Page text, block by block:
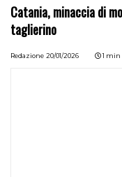
Catania, minaccia di
taglierino
Redazione 20/01/2026 1 min